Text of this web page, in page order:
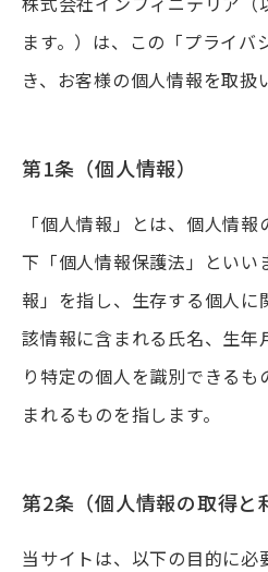
ます。）は、この「プライバ
き、お客様の個人情報を取扱
第1条（個人情報）
「個人情報」とは、個人情
下「個人情報保護法」といい
報」を指し、生存する個人に
該情報に含まれる氏名、生年
り特定の個人を識別できる
まれるものを指します。
第2条（個人情報の取得と
当サイトは、以下の目的に必